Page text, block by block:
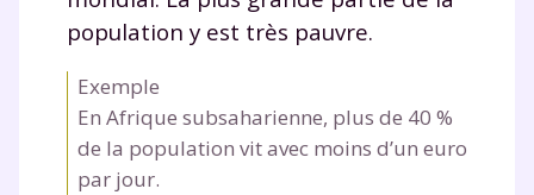
population y est très pauvre.
Exemple
En Afrique subsaharienne, plus de 40 %
de la population vit avec moins d’un euro
par jour.